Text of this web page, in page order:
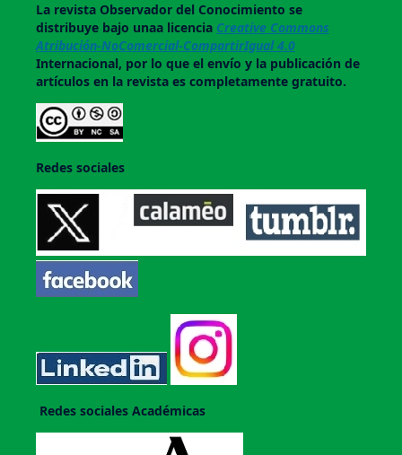
La revistaObservador del Conocimiento se
distribuye bajo unaa licencia Creative Commons
Atribución-NoComercial-CompartirIgual 4.0
Internacional, por lo que el envío y la publicación de
artículos en la revista es completamente gratuito.
Redes sociales
Redes sociales Académicas